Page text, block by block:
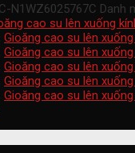
N1WZ6025767C Danh
cao su lên xuống
Gioăng cao su lên
Gioăng cao su lên
Gioăng cao su lên
Gioăng cao su lên
Gioăng cao su lên